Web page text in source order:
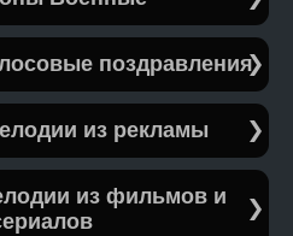
поздравления
из рекламы
из фильмов и